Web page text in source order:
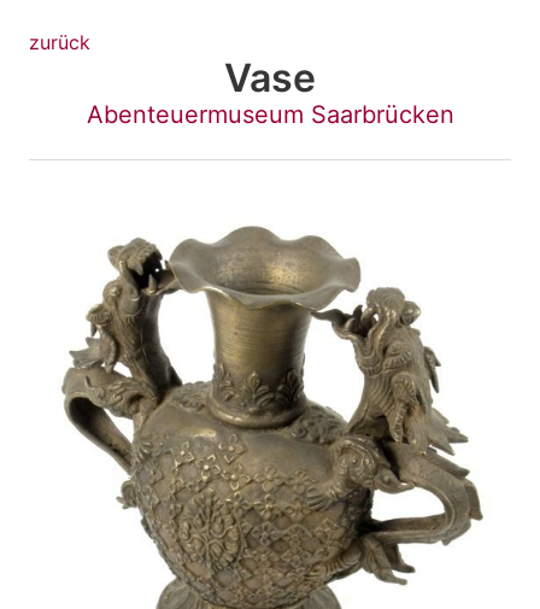
zurück
Vase
Abenteuermuseum Saarbrücken